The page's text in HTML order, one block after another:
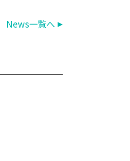
News一覧へ